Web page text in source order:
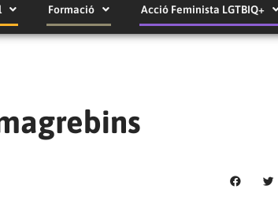
Formació Acció Feminista LGTBIQ+